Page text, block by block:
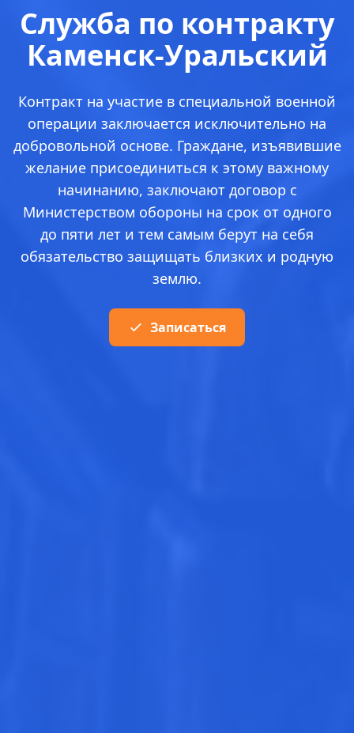
Служба по контракту
Каменск-Уральский
Контракт на участие в специальной военной
операции заключается исключительно на
добровольной основе. Граждане, изъявившие
желание присоединиться к этому важному
начинанию, заключают договор с
Министерством обороны на срок от одного
до пяти лет и тем самым берут на себя
обязательство защищать близких и родную
землю.
Записаться